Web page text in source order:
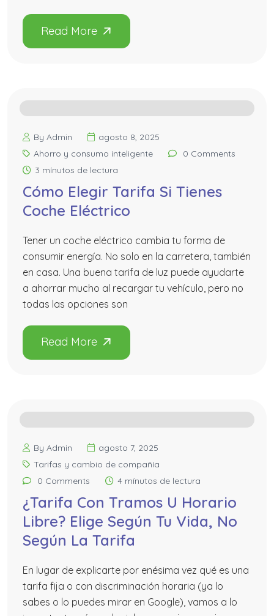
By Admin
agosto 8, 2025
Ahorro y consumo inteligente
0 Comments
3 mínutos de lectura
Cómo Elegir Tarifa Si Tienes
Coche Eléctrico
Tener un coche eléctrico cambia tu forma de
consumir energía. No solo en la carretera, también
en casa. Una buena tarifa de luz puede ayudarte
a ahorrar mucho al recargar tu vehículo, pero no
todas las opciones son
By Admin
agosto 7, 2025
Tarifas y cambio de compañía
0 Comments
4 mínutos de lectura
¿Tarifa Con Tramos U Horario
Libre? Elige Según Tu Vida, No
Según La Tarifa
En lugar de explicarte por enésima vez qué es una
tarifa fija o con discriminación horaria (ya lo
sabes o lo puedes mirar en Google), vamos a lo